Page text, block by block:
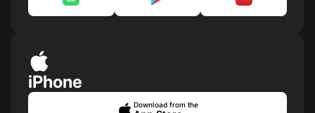
iPhone
Download from the